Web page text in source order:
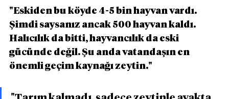
"Eskiden bu köyde 4-5 bin hayvan vardı.
Şimdi saysanız ancak 500 hayvan kaldı.
Halıcılık da bitti, hayvancılık da eski
gücünde değil. Şu anda vatandaşın en
önemli geçim kaynağı zeytin."